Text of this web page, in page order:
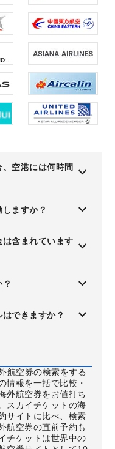
空港には何時間
ますか？
含まれています
できますか？
航空券の検索をする
情報を一括で比較・
外航空券をお値打ち
スカイチケットの海
サイトに比べ、検索
航空券の直前予約も
チケットは世界中の